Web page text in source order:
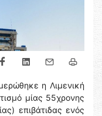
η Λιμενική
μίας 55χρονης
επιβάτιδας ενός